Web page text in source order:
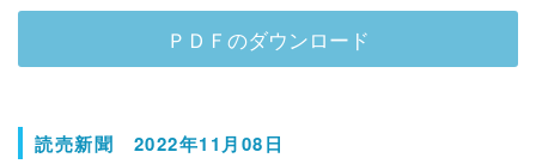
ＰＤＦのダウンロード
読売新聞 2022年11月08日